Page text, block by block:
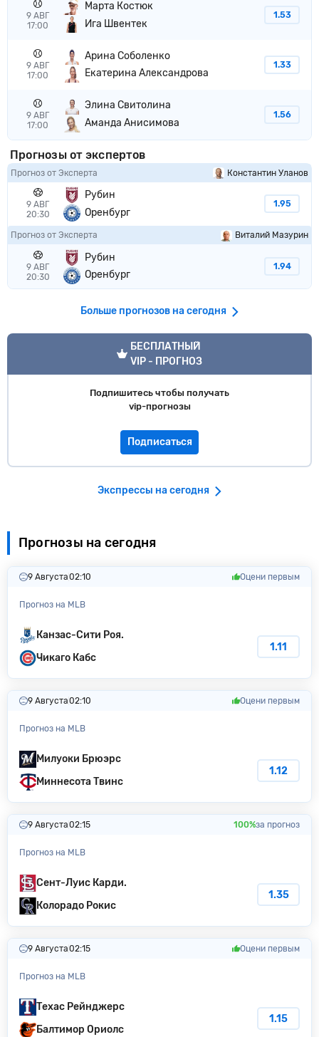
9 АВГ
17:00
Марта Костюк
Ига Швентек
1.53
9 АВГ
17:00
Арина Соболенко
Екатерина Александрова
1.33
9 АВГ
17:00
Элина Свитолина
Аманда Анисимова
1.56
Прогнозы от экспертов
Прогноз от Эксперта Константин Уланов
9 АВГ
20:30
Рубин
Оренбург
1.95
Прогноз от Эксперта Виталий Мазурин
9 АВГ
20:30
Рубин
Оренбург
1.94
Больше прогнозов на сегодня
VIP прогноз
БЕСПЛАТНЫЙ
VIP - ПРОГНОЗ
Подпишитесь чтобы получать
vip-прогнозы
Подписаться
Экспрессы на сегодня
Прогнозы на сегодня
9 Августа02:10 Оцени первым
Прогноз на MLB
Канзас-Сити Poя.
Чикаго Кабс
1.11
9 Августа02:10 Оцени первым
Прогноз на MLB
Милуоки Бpюэpc
Миннесота Твинс
1.12
9 Августа02:15 100%за прогноз
Прогноз на MLB
Сент-Луис Карди.
Колорадо Poкиc
1.35
9 Августа02:15 Оцени первым
Прогноз на MLB
Техас Рейнджерс
Балтимор Ориолс
1.15